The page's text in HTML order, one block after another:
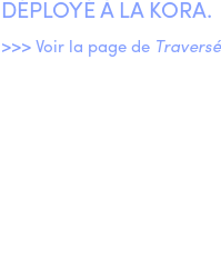
DÉPLOYÉ À LA KORA.
>>> Voir la page de